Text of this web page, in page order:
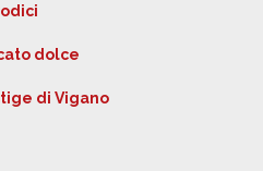
dolce
di Vigano